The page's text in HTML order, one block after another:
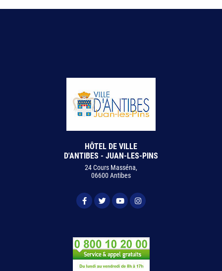
HÔTEL DE VILLE
D'ANTIBES - JUAN-LES-PINS
24 Cours Masséna,
06600 Antibes